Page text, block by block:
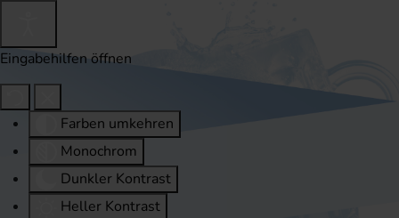
Eingabehilfen öffnen
Farben umkehren
Monochrom
Dunkler Kontrast
Heller Kontrast